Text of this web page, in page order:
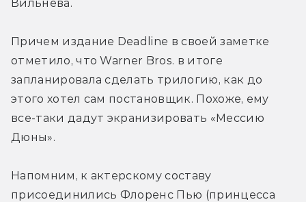
Вильнева.
Причем издание Deadline в своей заметке
отметило, что Warner Bros. в итоге
запланировала сделать трилогию, как до
этого хотел сам постановщик. Похоже, ему
все-таки дадут экранизировать «Мессию
Дюны».
Напомним, к актерскому составу
присоединились Флоренс Пью (принцесса